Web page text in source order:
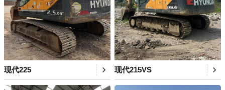
现代225 现代215VS